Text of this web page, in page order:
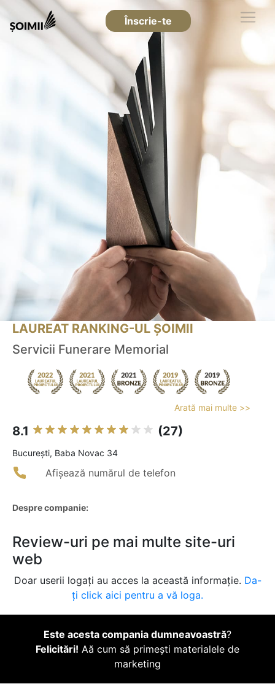
Înscrie-te
LAUREAT RANKING-UL ȘOIMII
Servicii Funerare Memorial
Arată mai multe >>
8.1 (27)
Bucureşti, Baba Novac 34
Afișează numărul de telefon
Despre companie:
Review-uri pe mai multe site-uri
web
Doar userii logați au acces la această informație. Da-
ți click aici pentru a vă loga.
Este acesta compania dumneavoastră?
Felicitări! Aă cum să primești materialele de
marketing